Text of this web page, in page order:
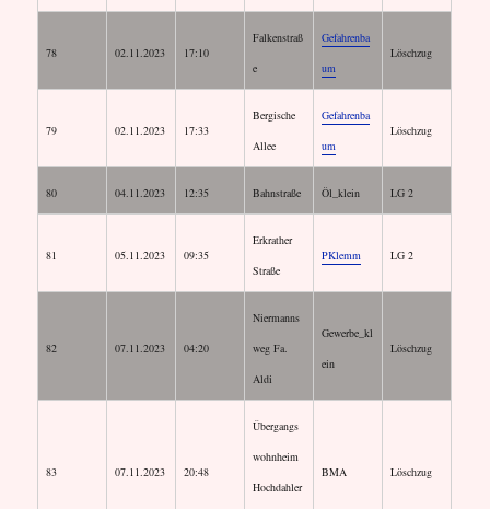
78 02.11.2023 17:10
Falkenstraß
e
Gefahrenba
um
Löschzug
79 02.11.2023 17:33
Bergische
Allee
Gefahrenba
um
Löschzug
80 04.11.2023 12:35 Bahnstraße Öl_klein LG 2
81 05.11.2023 09:35
Erkrather
Straße
PKlemm LG 2
82 07.11.2023 04:20
Niermanns
weg Fa.
Aldi
Gewerbe_kl
ein
Löschzug
83 07.11.2023 20:48
Übergangs
wohnheim
Hochdahler
BMA Löschzug